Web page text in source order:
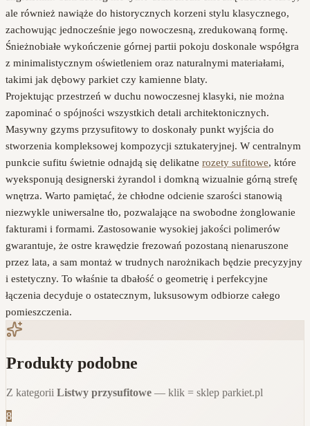
ale również nawiąże do historycznych korzeni stylu klasycznego,
zachowując jednocześnie jego nowoczesną, zredukowaną formę.
Śnieżnobiałe wykończenie górnej partii pokoju doskonale współgra
z minimalistycznym oświetleniem oraz naturalnymi materiałami,
takimi jak dębowy parkiet czy kamienne blaty.
Projektując przestrzeń w duchu nowoczesnej klasyki, nie można
zapominać o spójności wszystkich detali architektonicznych.
Masywny gzyms przysufitowy to doskonały punkt wyjścia do
stworzenia kompleksowej kompozycji sztukateryjnej. W centralnym
punkcie sufitu świetnie odnajdą się delikatne rozety sufitowe, które
wyeksponują designerski żyrandol i domkną wizualnie górną strefę
wnętrza. Warto pamiętać, że chłodne odcienie szarości stanowią
niezwykle uniwersalne tło, pozwalające na swobodne żonglowanie
fakturami i formami. Zastosowanie wysokiej jakości polimerów
gwarantuje, że ostre krawędzie frezowań pozostaną nienaruszone
przez lata, a sam montaż w trudnych narożnikach będzie precyzyjny
i estetyczny. To właśnie ta dbałość o geometrię i perfekcyjne
łączenia decyduje o ostatecznym, luksusowym odbiorze całego
pomieszczenia.
Produkty podobne
Z kategorii Listwy przysufitowe — klik = sklep parkiet.pl
8